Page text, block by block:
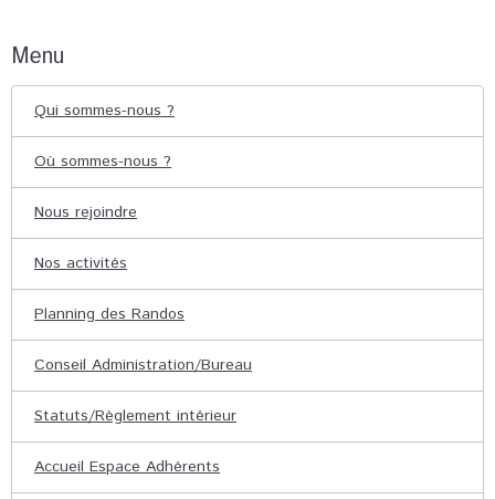
Menu
Qui sommes-nous ?
Où sommes-nous ?
Nous rejoindre
Nos activités
Planning des Randos
Conseil Administration/Bureau
Statuts/Règlement intérieur
Accueil Espace Adhérents